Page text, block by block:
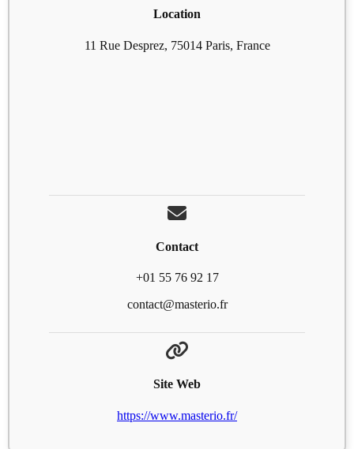
Location
11 Rue Desprez, 75014 Paris, France
Contact
+01 55 76 92 17
contact@masterio.fr
Site Web
https://www.masterio.fr/